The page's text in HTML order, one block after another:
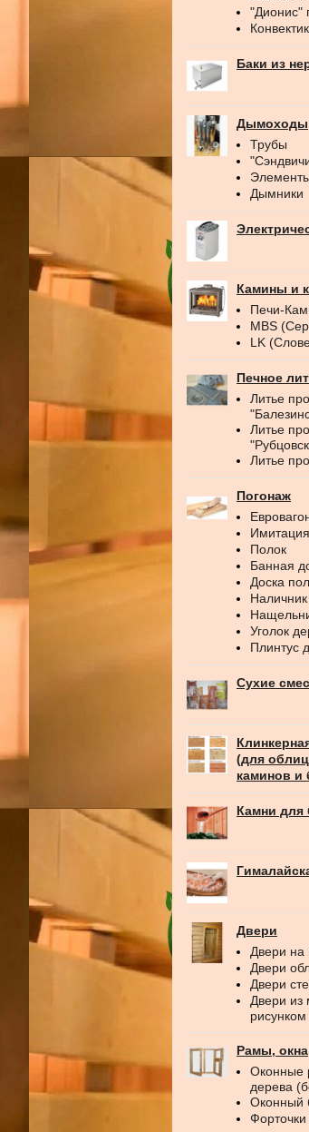
"Дионис"
Баки из
Дымоходы
Трубы
Дымники
Камины и
Печи-
MBS
LK
Печное
Литье
Литье
Литье
Погонаж
Полок
Банная
Доска
Наличник
Уголок
Плинтус
Сухие
(для
каминов и
Камни для
Двери
Двери на
Двери
Двери
Двери из
рисунком
Рамы, окна
Оконные
дерева
Оконный